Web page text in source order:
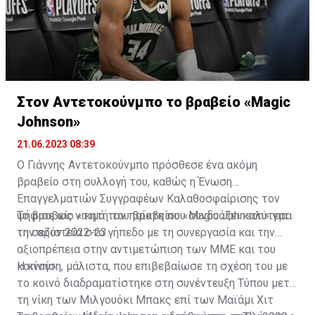
Στον Αντετοκούνμπο το βραβείο «Magic
Johnson»
21.06.2023 08:39
Ο Γιάννης Αντετοκούνμπο πρόσθεσε ένα ακόμη
βραβείο στη συλλογή του, καθώς η Ένωση
Επαγγελματιών Συγγραφέων Καλαθοσφαίρισης τον
ψήφισε ως νικητή του βραβείου «Magic Johnson» για
τη σεζόν 2022-23.
Το βραβείο «τιμά τον παίκτη που συνδυάζει καλύτερα
την αριστεία στο γήπεδο με τη συνεργασία και την
αξιοπρέπεια στην αντιμετώπιση των ΜΜΕ και του
κοινού».
Η κίνηση, μάλιστα, που επιβεβαίωσε τη σχέση του με
το κοινό διαδραματίστηκε στη συνέντευξη Τύπου μετά
τη νίκη των Μιλγουόκι Μπακς επί των Μαϊάμι Χιτ